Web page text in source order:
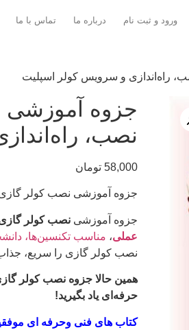
ورود و ثبت نام درباره ما تماس با ما
راه‌اندازی و سرویس کولر اسپلیت
جزوه
نصب،
58,000 تومان
جزوه آموزشی نصب کولر
جزوه آموزشی نصب کولر
عملی، مناسب تکنسین‌ها،
نصب کولر گازی را سریع،
همین حالا جزوه نصب کولر
حرفه‌ای یاد بگیرید!
کتاب های فنی وحرفه ای